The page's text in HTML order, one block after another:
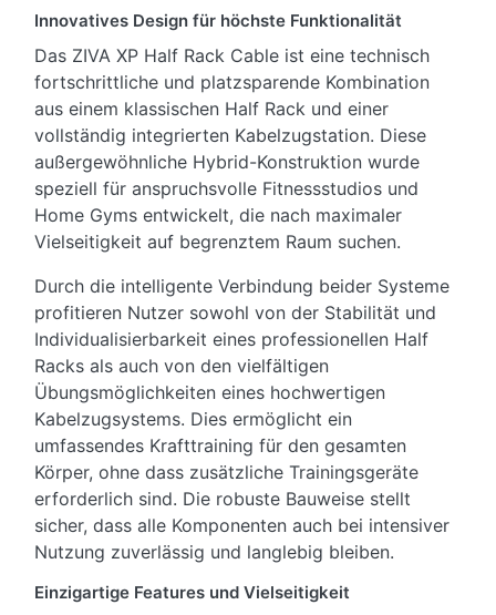
Innovatives Design für höchste Funktionalität
Das ZIVA XP Half Rack Cable ist eine technisch
fortschrittliche und platzsparende Kombination
aus einem klassischen Half Rack und einer
vollständig integrierten Kabelzugstation. Diese
außergewöhnliche Hybrid-Konstruktion wurde
speziell für anspruchsvolle Fitnessstudios und
Home Gyms entwickelt, die nach maximaler
Vielseitigkeit auf begrenztem Raum suchen.
Durch die intelligente Verbindung beider Systeme
profitieren Nutzer sowohl von der Stabilität und
Individualisierbarkeit eines professionellen Half
Racks als auch von den vielfältigen
Übungsmöglichkeiten eines hochwertigen
Kabelzugsystems. Dies ermöglicht ein
umfassendes Krafttraining für den gesamten
Körper, ohne dass zusätzliche Trainingsgeräte
erforderlich sind. Die robuste Bauweise stellt
sicher, dass alle Komponenten auch bei intensiver
Nutzung zuverlässig und langlebig bleiben.
Einzigartige Features und Vielseitigkeit